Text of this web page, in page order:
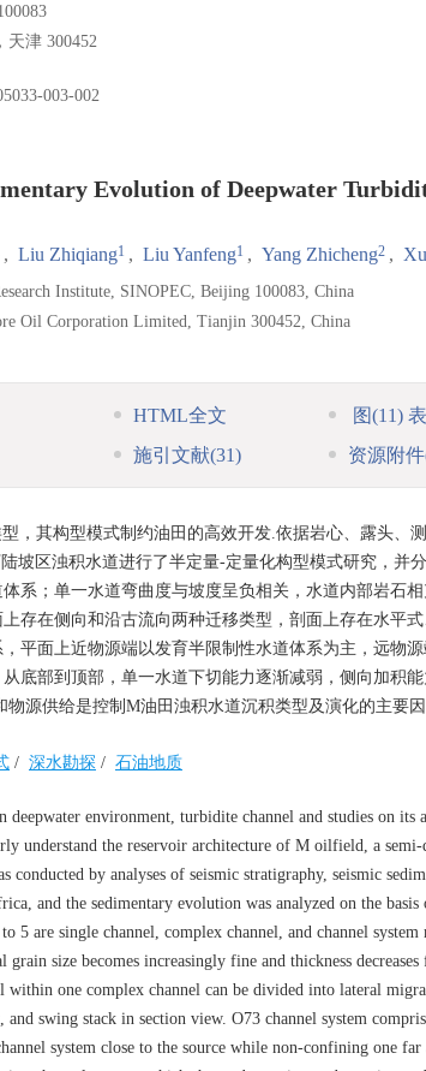
津 300452
003-002
Evolution of Deepwater
, Liu Zhiqiang1 , Liu Yanfeng1 , Yang Zhicheng2 ,
Institute, SINOPEC, Beijing 100083, China
Oil Corporation Limited, Tianjin 300452, China
HTML全文 图(11) 表
施引文献(31) 资源附件
，其构型模式制约油田的高效开发.依据岩心、露头、
坡区浊积水道进行了半定量-定量化构型模式研究，并
系；单一水道弯曲度与坡度呈负相关，水道内部岩石
存在侧向和沿古流向两种迁移类型，剖面上存在水平
平面上近物源端以发育半限制性水道体系为主，远物
底部到顶部，单一水道下切能力逐渐减弱，侧向加积
源供给是控制M油田浊积水道沉积类型及演化的主要
/ 深水勘探 / 石油地质
deepwater environment, turbidite channel and studies on
understand the reservoir architecture of M oilfield, a
conducted by analyses of seismic stratigraphy, seismic
and the sedimentary evolution was analyzed on the
5 are single channel, complex channel, and channel
size becomes increasingly fine and thickness
within one complex channel can be divided into lateral
and swing stack in section view. O73 channel system
system close to the source while non-confining one